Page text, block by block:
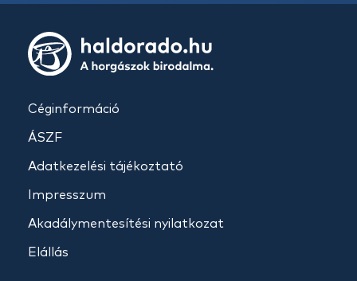
Céginformáció
ÁSZF
Adatkezelési tájékoztató
Impresszum
Akadálymentesítési nyilatkozat
Elállás